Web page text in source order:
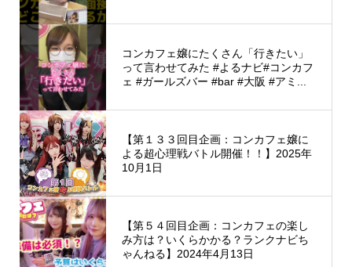
コンカフェ嬢にたくさん「行きたい」
って言わせてみた #よるナビ#コンカフ
ェ #ガールズバー #bar #大阪 #アミ...
【第１３３回目企画：コンカフェ嬢に
よる超心理戦バトル開催！！】2025年
10月1日
【第５４回目企画：コンカフェの楽し
み方は？いくらかかる？ランクナビち
ゃんねる】2024年4月13日